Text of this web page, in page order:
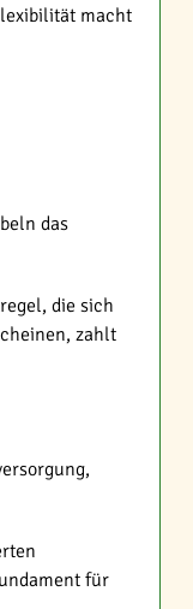
macht
das
die sich
zahlt
für